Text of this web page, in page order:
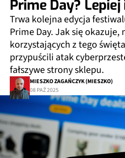
Prime Day?
Trwa kolejna edycja
Prime Day. Jak się
korzystających z tego
przypuścili atak
fałszywe strony sklepu.
MIESZKO ZAGAŃCZYK (MIESZKO)
08 PAŹ 2025